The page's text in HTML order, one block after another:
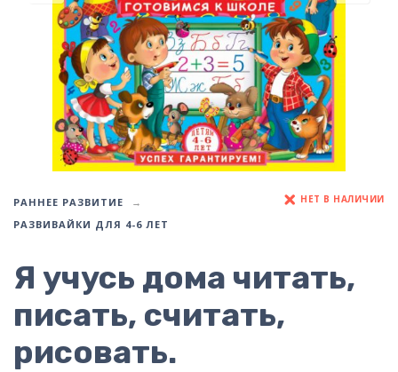
РАННЕЕ РАЗВИТИЕ
РАЗВИВАЙКИ ДЛЯ 4-6 ЛЕТ
НЕТ В НАЛИЧИИ
Я учусь дома читать,
писать, считать,
рисовать.